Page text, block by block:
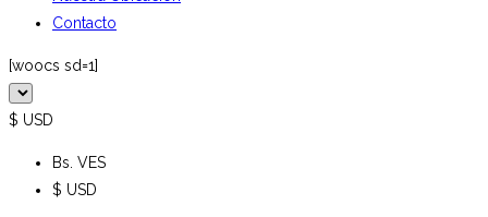
Contacto
[woocs sd=1]
$ USD
Bs. VES
$ USD